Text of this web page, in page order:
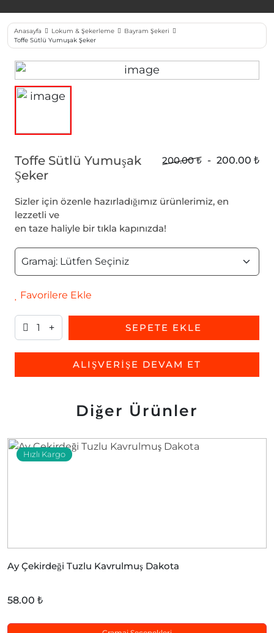
Anasayfa Lokum & Şekerleme
Bayram Şekeri
Toffe Sütlü Yumuşak Şeker
Toffe Sütlü Yumuşak
Şeker
200.00 ₺ - 200.00 ₺
Sizler için özenle hazırladığımız ürünlerimiz, en
lezzetli ve
en taze haliyle bir tıkla kapınızda!
Favorilere Ekle
SEPETE EKLE
ALIŞVERİŞE DEVAM ET
Diğer Ürünler
Hızlı Kargo
Ay Çekirdeği Tuzlu Kavrulmuş Dakota
58.00 ₺